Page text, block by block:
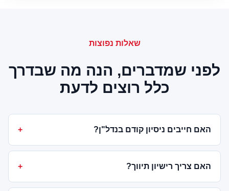
שאלות נפוצות
לפני שמדברים, הנה מה שבדרך
כלל רוצים לדעת
האם חייבים ניסיון קודם בנדל"ן?
האם צריך רישיון תיווך?